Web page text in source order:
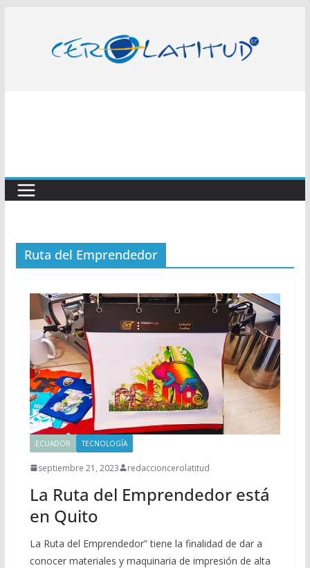
contenido
Ruta del Emprendedor
ECUADOR TECNOLOGÍA
septiembre 21, 2023 redaccioncerolatitud
La Ruta del Emprendedor está
en Quito
La Ruta del Emprendedor” tiene la finalidad de dar a
conocer materiales y maquinaria de impresión de alta